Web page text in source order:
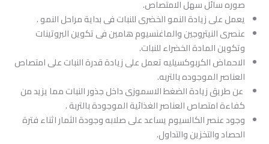
صوره سائل سهل الامتصاص.
يعمل على زيادة النمو الخضرى للنبات فى بداية مراحل النمو .
عنصرى النيتروجين والماغنسيوم هامين فى تكوين البروتينات
وتكوين المادة الخضراء للنبات.
الاحماض الكربوكسيليه تعمل على زيادة قدرة النبات على امتصاص
العناصر الموجوده بالتربه.
عن طريق زيادة الضغط الاسموزى داخل جذور النبات مما يزيد من
كفاءة امتصاص العناصر الغذائية الموجودة بالتربة .
وجود عنصر الكالسيوم يساعد على صلابه وجودة الثمار اثناء فترة
الحصاد والتخزين والتداول.